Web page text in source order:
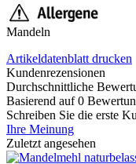
Mandeln
Artikeldatenblatt drucken
Kundenrezensionen
Durchschnittliche
Basierend auf 0
Schreiben Sie die erste
Ihre Meinung
Zuletzt angesehen